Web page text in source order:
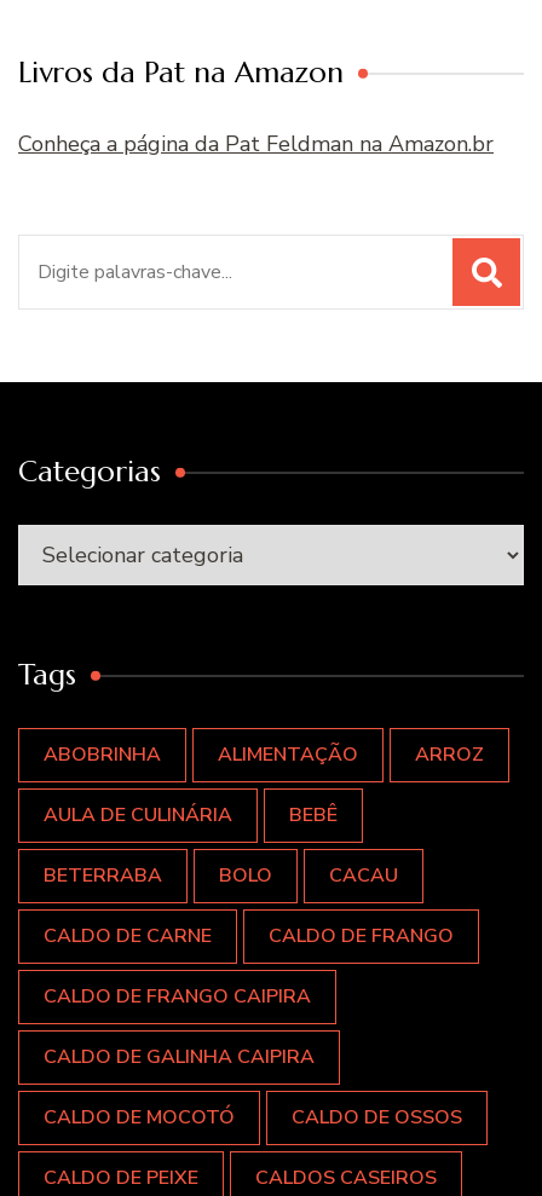
Livros da Pat na Amazon
Conheça a página da Pat Feldman na Amazon.br
Categorias
Categorias
Tags
ABOBRINHA ALIMENTAÇÃO ARROZ
AULA DE CULINÁRIA BEBÊ
BETERRABA BOLO CACAU
CALDO DE CARNE CALDO DE FRANGO
CALDO DE FRANGO CAIPIRA
CALDO DE GALINHA CAIPIRA
CALDO DE MOCOTÓ CALDO DE OSSOS
CALDO DE PEIXE CALDOS CASEIROS